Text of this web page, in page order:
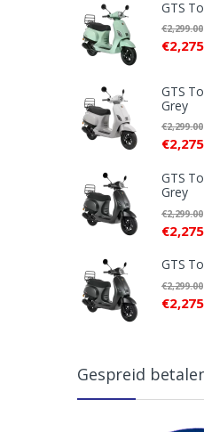
GTS
€
€2,299.00
GTS
Grey
€
€2,299.00
GTS
Grey
€
€2,299.00
GTS
€
€2,299.00
Gespreid